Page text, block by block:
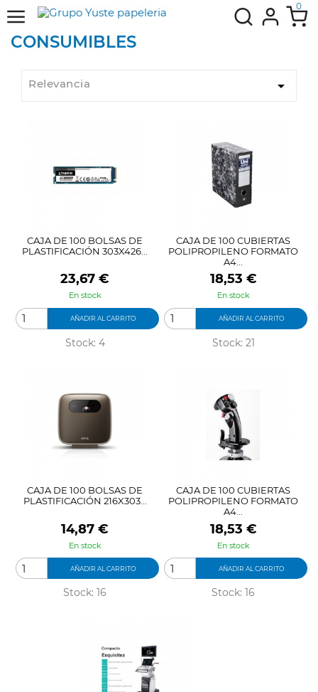
0
CONSUMIBLES
Relevancia 
CAJA DE 100 BOLSAS DE
PLASTIFICACIÓN 303X426...
Precio
23,67 €
En stock
AÑADIR AL CARRITO
Stock: 4
CAJA DE 100 CUBIERTAS
POLIPROPILENO FORMATO
A4...
Precio
18,53 €
En stock
AÑADIR AL CARRITO
Stock: 21
CAJA DE 100 BOLSAS DE
PLASTIFICACIÓN 216X303...
Precio
14,87 €
En stock
AÑADIR AL CARRITO
Stock: 16
CAJA DE 100 CUBIERTAS
POLIPROPILENO FORMATO
A4...
Precio
18,53 €
En stock
AÑADIR AL CARRITO
Stock: 16